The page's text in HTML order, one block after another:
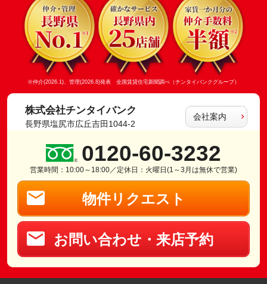
※仲介(2026.1)、管理(2026.8)発表 全国賃貸住宅新聞調べ（チンタイバンクグループ）
株式会社チンタイバンク
長野県塩尻市広丘吉田1044-2
会社案内
0120-60-3232
営業時間：10:00～18:00／定休日：火曜日(1～3月は無休で営業)
物件リクエスト
お問い合わせ・来店予約